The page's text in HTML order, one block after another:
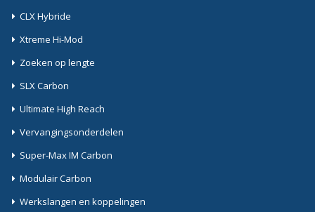
CLX Hybride
Xtreme Hi-Mod
Zoeken op lengte
SLX Carbon
Ultimate High Reach
Vervangingsonderdelen
Super-Max IM Carbon
Modulair Carbon
Werkslangen en koppelingen